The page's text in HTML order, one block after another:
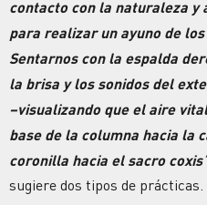
contacto con la naturaleza y
para realizar un ayuno de
Sentarnos con la espalda
la brisa y los sonidos del
–visualizando que el aire
base de la columna hacia la
coronilla hacia el sacro coxis
sugiere dos tipos de prácticas.